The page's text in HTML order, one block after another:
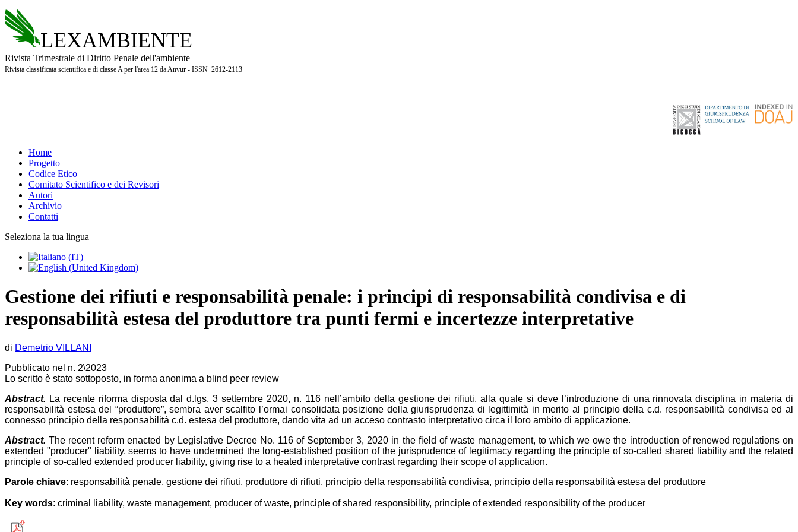
LEXAMBIENTE
Rivista Trimestrale di Diritto Penale dell'ambiente
Rivista classificata scientifica e di classe A per l'area 12 da Anvur - ISSN 2612-2113
Home
Progetto
Codice Etico
Comitato Scientifico e dei Revisori
Autori
Archivio
Contatti
Seleziona la tua lingua
Gestione dei rifiuti e responsabilità penale: i principi di responsabilità condivisa e di
responsabilità estesa del produttore tra punti fermi e incertezze interpretative
di Demetrio VILLANI
Pubblicato nel n. 2\2023
Lo scritto è stato sottoposto, in forma anonima a blind peer review
Abstract. La recente riforma disposta dal d.lgs. 3 settembre 2020, n. 116 nell’ambito della gestione dei rifiuti, alla quale si deve l’introduzione di una rinnovata disciplina in materia di
responsabilità estesa del “produttore”, sembra aver scalfito l’ormai consolidata posizione della giurisprudenza di legittimità in merito al principio della c.d. responsabilità condivisa ed al
connesso principio della responsabilità c.d. estesa del produttore, dando vita ad un acceso contrasto interpretativo circa il loro ambito di applicazione.
Abstract. The recent reform enacted by Legislative Decree No. 116 of September 3, 2020 in the field of waste management, to which we owe the introduction of renewed regulations on
extended "producer" liability, seems to have undermined the long-established position of the jurisprudence of legitimacy regarding the principle of so-called shared liability and the related
principle of so-called extended producer liability, giving rise to a heated interpretative contrast regarding their scope of application.
Parole chiave: responsabilità penale, gestione dei rifiuti, produttore di rifiuti, principio della responsabilità condivisa, principio della responsabilità estesa del produttore
Key words: criminal liability, waste management, producer of waste, principle of shared responsibility, principle of extended responsibility of the producer